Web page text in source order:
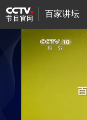
百家讲坛